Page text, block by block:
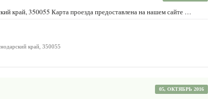
край, 350055 Карта проезда предоставлена на нашем сайте …
край, 350055
05, ОКТЯБРЬ 2016